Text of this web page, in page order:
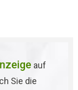
auf
Sie die